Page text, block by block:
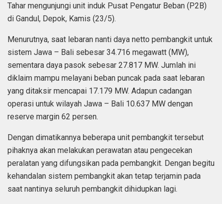
Tahar mengunjungi unit induk Pusat Pengatur Beban (P2B)
di Gandul, Depok, Kamis (23/5).
Menurutnya, saat lebaran nanti daya netto pembangkit untuk
sistem Jawa – Bali sebesar 34.716 megawatt (MW),
sementara daya pasok sebesar 27.817 MW. Jumlah ini
diklaim mampu melayani beban puncak pada saat lebaran
yang ditaksir mencapai 17.179 MW. Adapun cadangan
operasi untuk wilayah Jawa – Bali 10.637 MW dengan
reserve margin 62 persen.
Dengan dimatikannya beberapa unit pembangkit tersebut
pihaknya akan melakukan perawatan atau pengecekan
peralatan yang difungsikan pada pembangkit. Dengan begitu
kehandalan sistem pembangkit akan tetap terjamin pada
saat nantinya seluruh pembangkit dihidupkan lagi.